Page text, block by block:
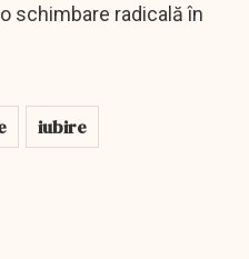
schimbare radicală în
iubire